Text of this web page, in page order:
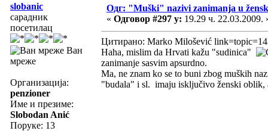
slobanic
сарадник
посетилац
Ван
мреже
Организација:
penzioner
Име и презиме:
Slobodan Anić
Поруке: 13
Одг: "Muški" nazivi zanimanja u
« Одговор #297 у: 19.29 ч. 22.03.2009.
Цитирано: Marko Milošević
Haha, mislim da Hrvati kažu "sudinica"
zanimanje sasvim apsurdno.
Ma, ne znam ko se to buni zbog muških
"budala" i sl. imaju isključivo ženski oblik,